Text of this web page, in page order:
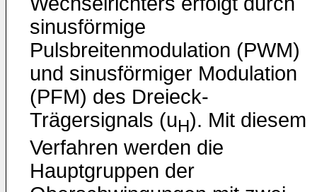
sinusförmige
Pulsbreitenmodulation (PWM)
und sinusförmiger Modulation
(PFM) des Dreieck-
Trägersignals (uH). Mit diesem
Verfahren werden die
Hauptgruppen der